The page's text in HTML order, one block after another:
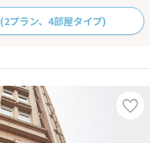
(2プラン、4部屋タイプ)